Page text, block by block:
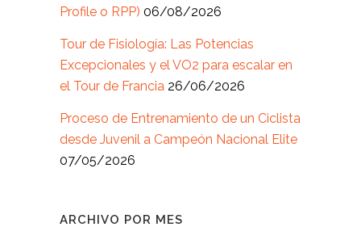
Profile o RPP) 06/08/2026
Tour de Fisiología: Las Potencias
Excepcionales y el VO2 para escalar en
el Tour de Francia 26/06/2026
Proceso de Entrenamiento de un Ciclista
desde Juvenil a Campeón Nacional Elite
07/05/2026
ARCHIVO POR MES